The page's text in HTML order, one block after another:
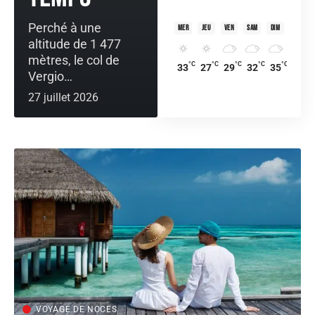
Perché à une
altitude de 1 477
mètres, le col de
Vergio…
27 juillet 2026
mer
33°C
jeu
27°C
ven
29°C
sam
32°C
dim
35°C
VOYAGE DE NOCES